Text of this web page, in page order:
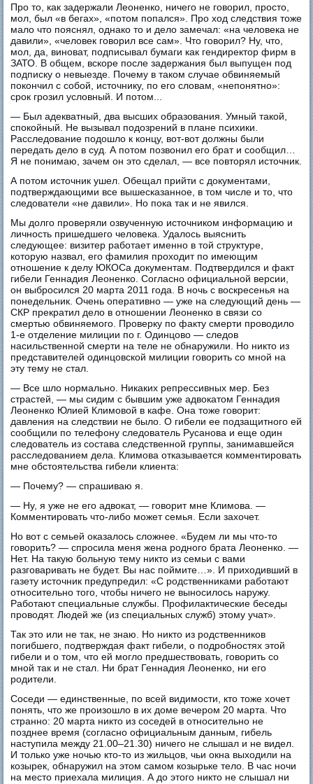
Про то, как задержали Леоненко, ничего не говорил, просто,
мол, был «в бегах», «потом попался». Про ход следствия тоже
мало что пояснял, однако то и дело замечал: «на человека не
давили», «человек говорил все сам». Что говорил? Ну, что,
мол, да, виноват, подписывал бумаги как гендиректор фирм в
ЗАТО. В общем, вскоре после задержания был выпущен под
подписку о невыезде. Почему в таком случае обвиняемый
покончил с собой, источнику, по его словам, «непонятно»:
срок грозил условный. И потом...
— Был адекватный, два высших образования. Умный такой,
спокойный. Не вызывал подозрений в плане психики.
Расследование подошло к концу, вот-вот должны были
передать дело в суд. А потом позвонил его брат и сообщил…
Я не понимаю, зачем он это сделал, — все повторял источник.
А потом источник ушел. Обещал прийти с документами,
подтверждающими все вышесказанное, в том числе и то, что
следователи «не давили». Но пока так и не явился.
Мы долго проверяли озвученную источником информацию и
личность пришедшего человека. Удалось выяснить
следующее: визитер работает именно в той структуре,
которую назвал, его фамилия проходит по имеющим
отношение к делу ЮКОСа документам. Подтвердился и факт
гибели Геннадия Леоненко. Согласно официальной версии,
он выбросился 20 марта 2011 года. В ночь с воскресенья на
понедельник. Очень оперативно — уже на следующий день —
СКР прекратил дело в отношении Леоненко в связи со
смертью обвиняемого. Проверку по факту смерти проводило
1-е отделение милиции по г. Одинцово — следов
насильственной смерти на теле не обнаружили. Но никто из
представителей одинцовской милиции говорить со мной на
эту тему не стал.
— Все шло нормально. Никаких репрессивных мер. Без
страстей, — мы сидим с бывшим уже адвокатом Геннадия
Леоненко Юлией Климовой в кафе. Она тоже говорит:
давления на следствии не было. О гибели ее подзащитного ей
сообщили по телефону следователь Русанова и еще один
следователь из состава следственной группы, занимавшейся
расследованием дела. Климова отказывается комментировать
мне обстоятельства гибели клиента:
— Почему? — спрашиваю я.
— Ну, я уже не его адвокат, — говорит мне Климова. —
Комментировать что-либо может семья. Если захочет.
Но вот с семьей оказалось сложнее. «Будем ли мы что-то
говорить? — спросила меня жена родного брата Леоненко. —
Нет. На такую больную тему никто из семьи с вами
разговаривать не будет. Вы нас поймите…». И приходивший в
газету источник предупредил: «С родственниками работают
относительно того, чтобы ничего не выносилось наружу.
Работают специальные службы. Профилактические беседы
проводят. Людей же (из специальных служб) этому учат».
Так это или не так, не знаю. Но никто из родственников
погибшего, подтверждая факт гибели, о подробностях этой
гибели и о том, что ей могло предшествовать, говорить со
мной так и не стал. Ни брат Геннадия Леоненко, ни его
родители.
Соседи — единственные, по всей видимости, кто тоже хочет
понять, что же произошло в их доме вечером 20 марта. Что
странно: 20 марта никто из соседей в относительно не
позднее время (согласно официальным данным, гибель
наступила между 21.00–21.30) ничего не слышал и не видел.
И только уже ночью кто-то из жильцов, чьи окна выходили на
козырек, обнаружил на этом самом козырьке тело. В час ночи
на место приехала милиция. А до этого никто не слышал ни